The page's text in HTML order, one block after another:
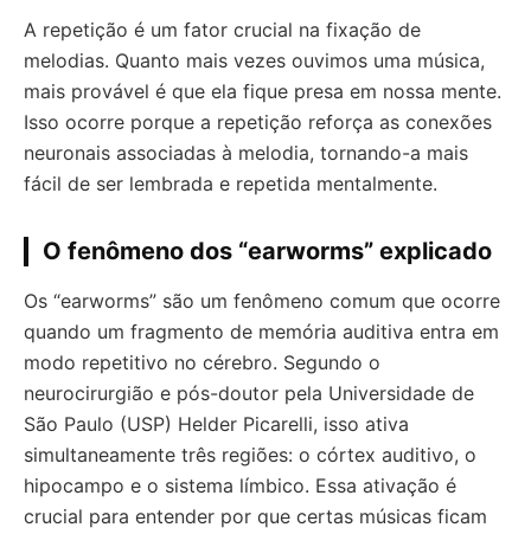
A repetição é um fator crucial na fixação de
melodias. Quanto mais vezes ouvimos uma música,
mais provável é que ela fique presa em nossa mente.
Isso ocorre porque a repetição reforça as conexões
neuronais associadas à melodia, tornando-a mais
fácil de ser lembrada e repetida mentalmente.
O fenômeno dos “earworms” explicado
Os “earworms” são um fenômeno comum que ocorre
quando um fragmento de memória auditiva entra em
modo repetitivo no cérebro. Segundo o
neurocirurgião e pós-doutor pela Universidade de
São Paulo (USP) Helder Picarelli, isso ativa
simultaneamente três regiões: o córtex auditivo, o
hipocampo e o sistema límbico. Essa ativação é
crucial para entender por que certas músicas ficam